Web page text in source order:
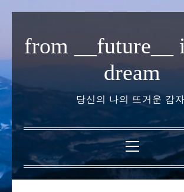
로
바
기
from __future__
dream
당신의 나의 뜨거운 감
기
본
메
뉴